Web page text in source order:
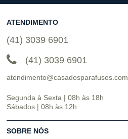
ATENDIMENTO
(41) 3039 6901
(41) 3039 6901
atendimento@casadosparafusos.com
Segunda à Sexta | 08h às 18h
Sábados | 08h às 12h
SOBRE NÓS